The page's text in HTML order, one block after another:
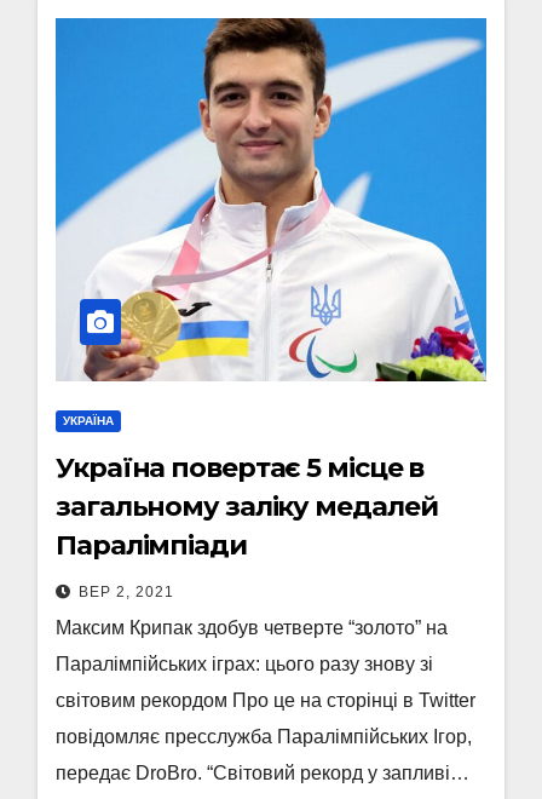
УКРАЇНА
Україна повертає 5 місце в
загальному заліку медалей
Паралімпіади
ВЕР 2, 2021
Максим Крипак здобув четверте “золото” на
Паралімпійських іграх: цього разу знову зі
світовим рекордом Про це на сторінці в Twitter
повідомляє пресслужба Паралімпійських Ігор,
передає DroBro. “Світовий рекорд у запливі…